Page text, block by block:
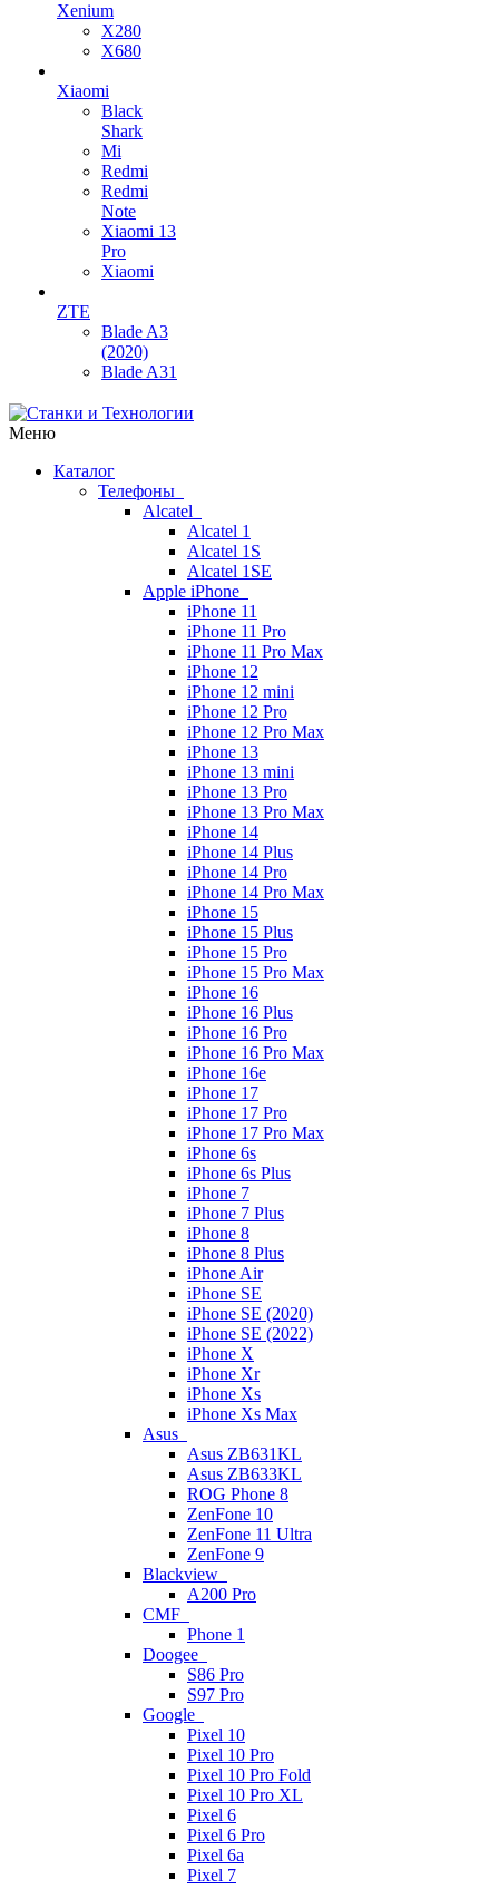
Xenium
X280
X680
Xiaomi
Black
Shark
Mi
Redmi
Redmi
Note
Xiaomi 13
Pro
Xiaomi
ZTE
Blade A3
(2020)
Blade A31
Меню
Каталог
Телефоны
Alcatel
Alcatel 1
Alcatel 1S
Alcatel 1SE
Apple iPhone
iPhone 11
iPhone 11 Pro
iPhone 11 Pro Max
iPhone 12
iPhone 12 mini
iPhone 12 Pro
iPhone 12 Pro Max
iPhone 13
iPhone 13 mini
iPhone 13 Pro
iPhone 13 Pro Max
iPhone 14
iPhone 14 Plus
iPhone 14 Pro
iPhone 14 Pro Max
iPhone 15
iPhone 15 Plus
iPhone 15 Pro
iPhone 15 Pro Max
iPhone 16
iPhone 16 Plus
iPhone 16 Pro
iPhone 16 Pro Max
iPhone 16e
iPhone 17
iPhone 17 Pro
iPhone 17 Pro Max
iPhone 6s
iPhone 6s Plus
iPhone 7
iPhone 7 Plus
iPhone 8
iPhone 8 Plus
iPhone Air
iPhone SE
iPhone SE (2020)
iPhone SE (2022)
iPhone X
iPhone Xr
iPhone Xs
iPhone Xs Max
Asus
Asus ZB631KL
Asus ZB633KL
ROG Phone 8
ZenFone 10
ZenFone 11 Ultra
ZenFone 9
Blackview
A200 Pro
CMF
Phone 1
Doogee
S86 Pro
S97 Pro
Google
Pixel 10
Pixel 10 Pro
Pixel 10 Pro Fold
Pixel 10 Pro XL
Pixel 6
Pixel 6 Pro
Pixel 6a
Pixel 7